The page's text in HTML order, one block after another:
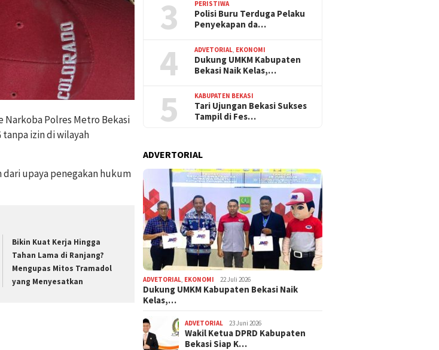
Narkoba Polres Metro Bekasi
izin di wilayah
dari upaya penegakan hukum
Bikin Kuat Kerja Hingga
Tahan Lama di Ranjang?
Mengupas Mitos Tramadol
yang Menyesatkan
3 PERISTIWA
Polisi Buru Terduga Pelaku
Penyekapan da…
4 ADVETORIAL EKONOMI
Dukung UMKM Kabupaten
Bekasi Naik Kelas,…
5 KABUPATEN BEKASI
Tari Ujungan Bekasi Sukses
Tampil di Fes…
ADVERTORIAL
ADVETORIAL EKONOMI 22 Juli 2026
Dukung UMKM Kabupaten Bekasi Naik
Kelas,…
ADVETORIAL 23 Juni 2026
Wakil Ketua DPRD Kabupaten
Bekasi Siap K…